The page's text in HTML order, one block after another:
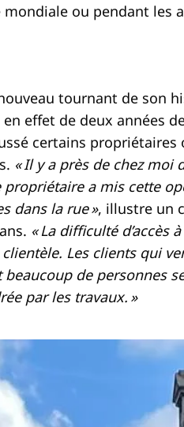
ou pendant les
tournant de son
effet de deux années
certains propriétaires
« Il y a près de chez moi
a mis cette
dans la rue », illustre un
« La difficulté d’accès
Les clients qui
de personnes
par les travaux. »